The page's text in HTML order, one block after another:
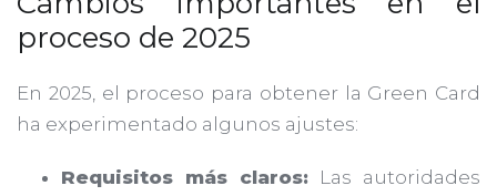
proceso de 2025
En 2025, el proceso para obtener la Green Card
ha experimentado algunos ajustes:
Requisitos más claros: Las autoridades